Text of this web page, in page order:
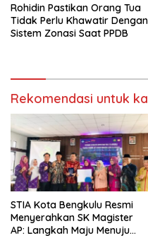
Rohidin Pastikan Orang Tua
Tidak Perlu Khawatir Dengan
Sistem Zonasi Saat PPDB
Rekomendasi untuk
STIA Kota Bengkulu Resmi
Menyerahkan SK Magister
AP: Langkah Maju Menuju